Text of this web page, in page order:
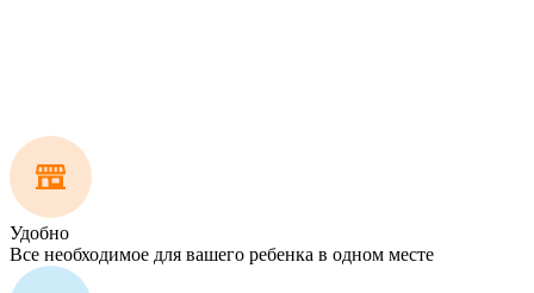
Удобно
Все необходимое для вашего ребенка в одном месте